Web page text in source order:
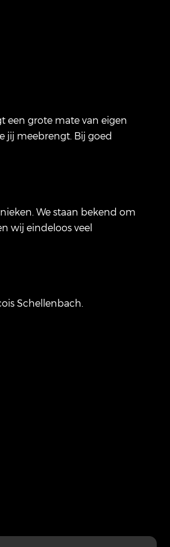
een grote mate van eigen
jij meebrengt. Bij goed
We staan bekend om
wij eindeloos veel
Schellenbach.